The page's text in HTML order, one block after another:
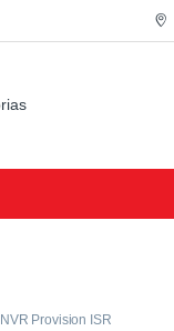
NVR Provision ISR